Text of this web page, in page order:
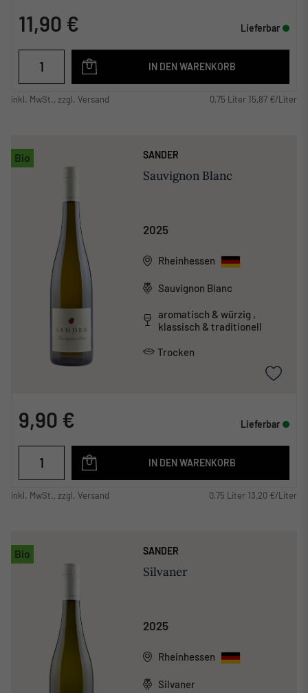
11,90 € Lieferbar
IN DEN WARENKORB
inkl. MwSt., zzgl. Versand 0,75 Liter 15,87 €/Liter
Bio SANDER
Sauvignon Blanc
2025
Rheinhessen
Sauvignon Blanc
aromatisch & würzig ,
klassisch & traditionell
Trocken
9,90 € Lieferbar
IN DEN WARENKORB
inkl. MwSt., zzgl. Versand 0,75 Liter 13,20 €/Liter
Bio SANDER
Silvaner
2025
Rheinhessen
Silvaner